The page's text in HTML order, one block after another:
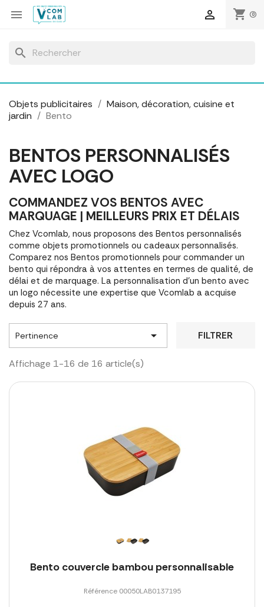
 shopping_cart (0)

search
Objets publicitaires
Maison, décoration, cuisine et
jardin
Bento
BENTOS PERSONNALISÉS
AVEC LOGO
COMMANDEZ VOS BENTOS AVEC
MARQUAGE | MEILLEURS PRIX ET DÉLAIS
Chez Vcomlab, nous proposons des Bentos personnalisés
comme objets promotionnels ou cadeaux personnalisés.
Comparez nos Bentos promotionnels pour commander un
bento qui répondra à vos attentes en termes de qualité, de
délai et de marquage. La personnalisation d'un bento avec
un logo nécessite une expertise que Vcomlab a acquise
depuis 27 ans.
Pertinence  FILTRER
Affichage 1-16 de 16 article(s)
Bento couvercle bambou personnalisable
Référence 00050LAB0137195
Panneau de gestion des cookies